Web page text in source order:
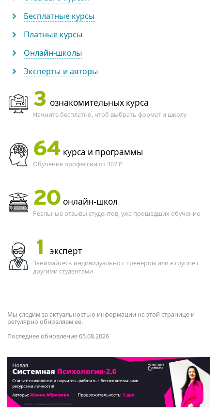
Бесплатные курсы
Платные курсы
Онлайн-школы
Эксперты и авторы
3 ознакомительных курса
Начните бесплатно, чтоб выбрать формат и школу
64 курса и программы
Обучение профессии от 307 ₽
20 онлайн-школ
Реальные отзывы студентов, уже прошедших обучение
1 эксперт
Занимайтесь индивидуально с тренером или в группе с
другими студентами
Мы следим за актуальностью информации на этой странице и
регулярно обновляем её.
Последнее обновление 05.08.2026